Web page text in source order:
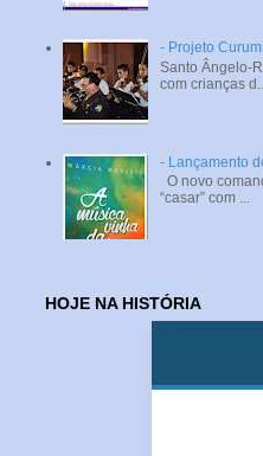
- Projeto
Santo Ângelo-
com crianças d...
- Lançamento
O novo
“casar” com ...
HOJE NA HISTÓRIA